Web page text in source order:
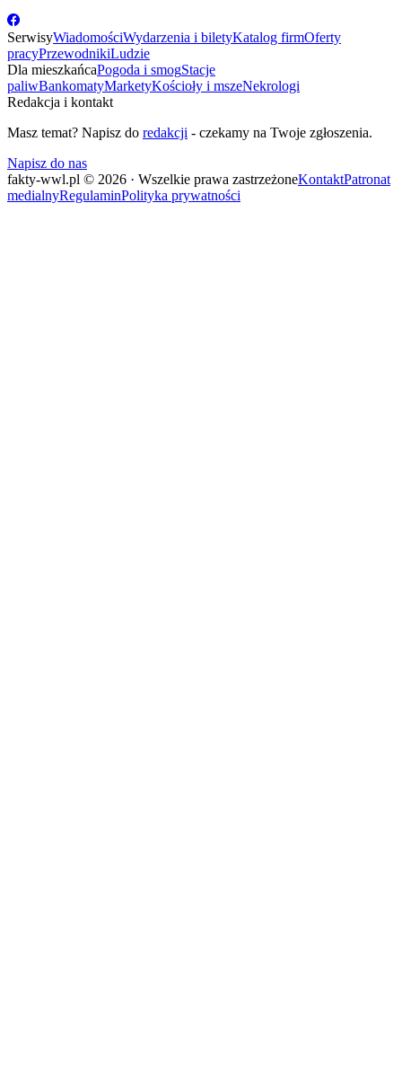
SerwisyWiadomościWydarzenia i biletyKatalog firmOferty
pracyPrzewodnikiLudzie
Dla mieszkańcaPogoda i smogStacje
paliwBankomatyMarketyKościoły i mszeNekrologi
Redakcja i kontakt
Masz temat? Napisz do redakcji - czekamy na Twoje zgłoszenia.
Napisz do nas
fakty-wwl.pl © 2026 · Wszelkie prawa zastrzeżoneKontaktPatronat
medialnyRegulaminPolityka prywatności